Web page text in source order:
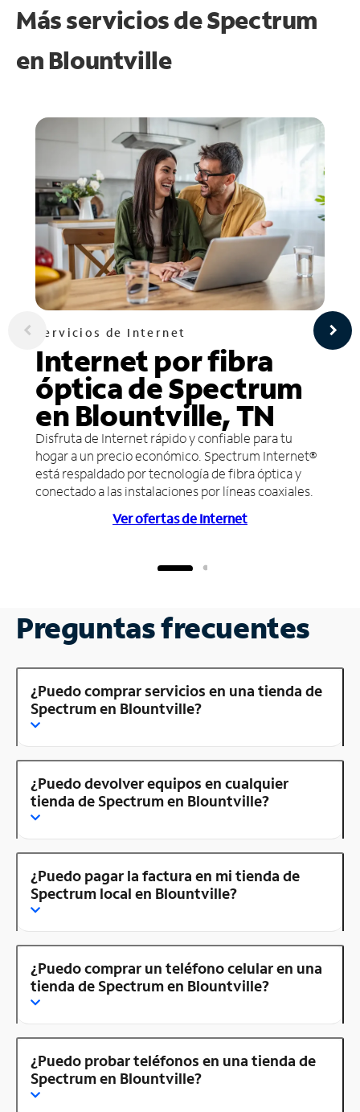
Más servicios de Spectrum
en Blountville
Servicios de Internet
Internet por fibra
óptica de Spectrum
en Blountville, TN
Disfruta de Internet rápido y confiable para tu
hogar a un precio económico. Spectrum Internet®
está respaldado por tecnología de fibra óptica y
conectado a las instalaciones por líneas coaxiales.
Ver ofertas de Internet
Preguntas frecuentes
¿Puedo comprar servicios en una tienda de
Spectrum en Blountville?
¿Puedo devolver equipos en cualquier
tienda de Spectrum en Blountville?
¿Puedo pagar la factura en mi tienda de
Spectrum local en Blountville?
¿Puedo comprar un teléfono celular en una
tienda de Spectrum en Blountville?
¿Puedo probar teléfonos en una tienda de
Spectrum en Blountville?